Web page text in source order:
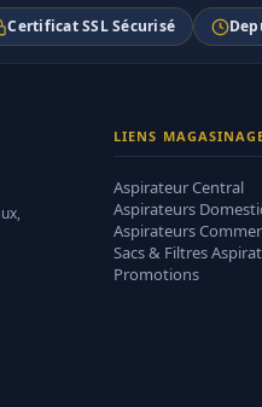
Certificat SSL Sécurisé
LIENS
Aspirateur Central
Aspirateurs
Aspirateurs
Sacs & Filtres
Promotions